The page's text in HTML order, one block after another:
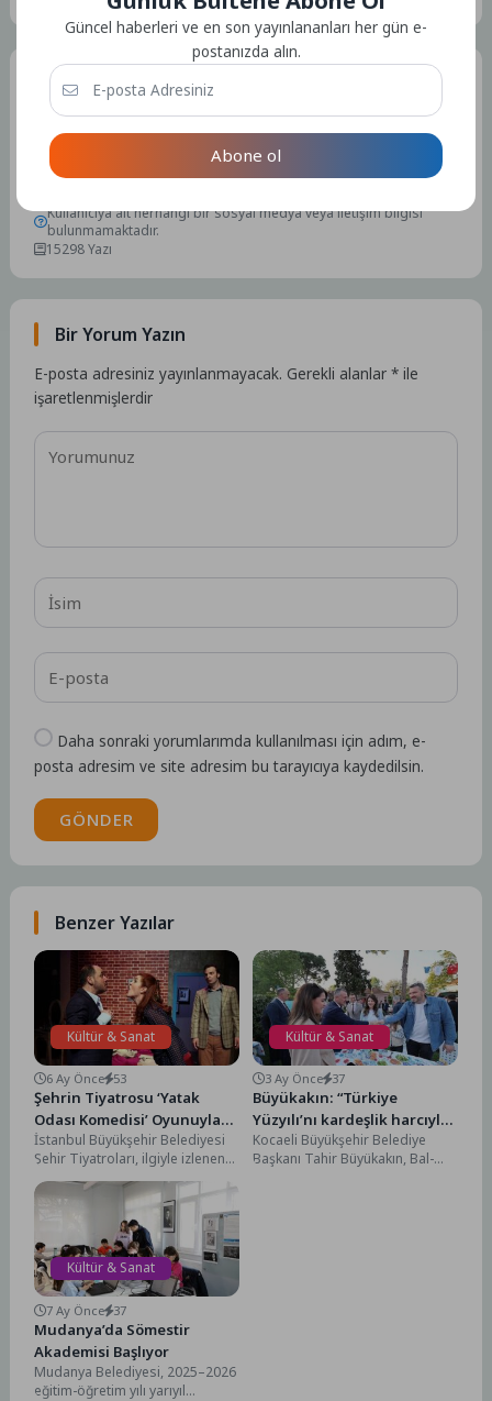
Admin
Tüm Yazılar
Kullanıcıya ait herhangi bir sosyal medya veya iletişim bilgisi
bulunmamaktadır.
15298 Yazı
Bir Yorum Yazın
E-posta adresiniz yayınlanmayacak. Gerekli alanlar* ile
işaretlenmişlerdir
Daha sonraki yorumlarımda kullanılması için adım, e-
posta adresim ve site adresim bu tarayıcıya kaydedilsin.
GÖNDER
Benzer Yazılar
Kültür & Sanat
6 Ay Önce 53
Şehrin Tiyatrosu ‘Yatak
Odası Komedisi’ Oyunuyla
Küçükçekmece’de
İstanbul Büyükşehir Belediyesi
Şehir Tiyatroları, ilgiyle izlenen
komedilerinden “Yatak Odası
Komedisi” oyunuyla
Küçükçekmece seyircisiyle
buluşuyor.Alan...
Kültür & Sanat
3 Ay Önce 37
Büyükakın: “Türkiye
Yüzyılı’nı kardeşlik harcıyla
inşa edeceğiz”
Kocaeli Büyükşehir Belediye
Başkanı Tahir Büyükakın, Bal-
Kültür & Sanat
7 Ay Önce 37
Mudanya’da Sömestir
Akademisi Başlıyor
Mudanya Belediyesi, 2025–2026
eğitim-öğretim yılı yarıyıl
Güncel haberleri ve en son yayınlananları her gün e-
postanızda alın.
Abone ol